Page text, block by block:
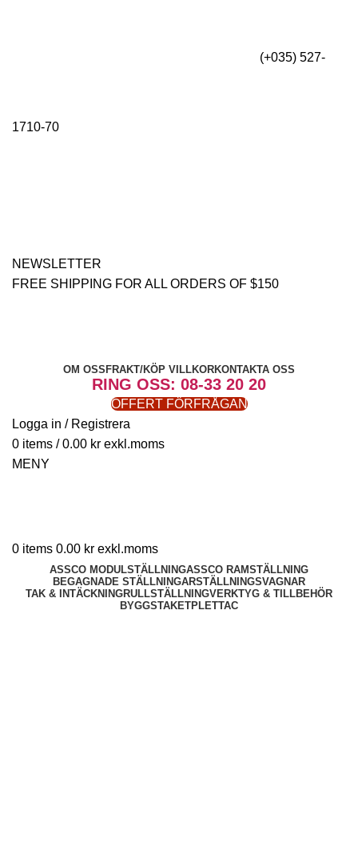
(+035) 527-
1710-70
NEWSLETTER
FREE SHIPPING FOR ALL ORDERS OF $150
OM OSS FRAKT/KÖP VILLKORKONTAKTA OSS
RING OSS: 08-33 20 20
OFFERT FÖRFRÅGAN
Logga in / Registrera
0 items / 0.00 kr
MENY
0 items 0.00 kr
ASSCO MODULSTÄLLNINGASSCO RAMSTÄLLNING
BEGAGNADE STÄLLNINGARSTÄLLNINGSVAGNAR
TAK & INTÄCKNINGRULLSTÄLLNINGVERKTYG & TILLBEHÖR
BYGGSTAKETPLETTAC